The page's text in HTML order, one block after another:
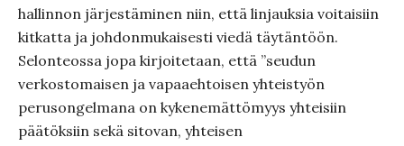
hallinnon järjestäminen niin, että linjauksia voitaisiin
kitkatta ja johdonmukaisesti viedä täytäntöön.
Selonteossa jopa kirjoitetaan, että ”seudun
verkostomaisen ja vapaaehtoisen yhteistyön
perusongelmana on kykenemättömyys yhteisiin
päätöksiin sekä sitovan, yhteisen